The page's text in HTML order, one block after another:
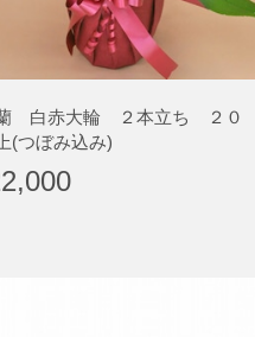
白赤大輪 ２本立ち ２０
(つぼみ込み)